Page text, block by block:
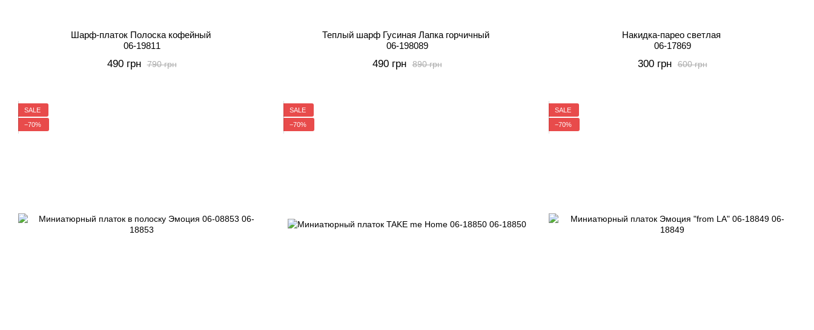
Шарф-платок Полоска кофейный
06-19811
790 грн
490 грн
Теплый шарф Гусиная Лапка горчичный
06-198089
890 грн
490 грн
Накидка-парео светлая
06-17869
600 грн
300 грн
SALE
−70%
SALE
−70%
SALE
−70%